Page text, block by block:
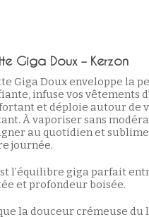
Giga Doux – Kerzon
Giga Doux enveloppe la
infuse vos vêtements
et déploie autour de
À vaporiser sans
au quotidien et
journée.
l’équilibre giga parfait
et profondeur boisée.
la douceur crémeuse du